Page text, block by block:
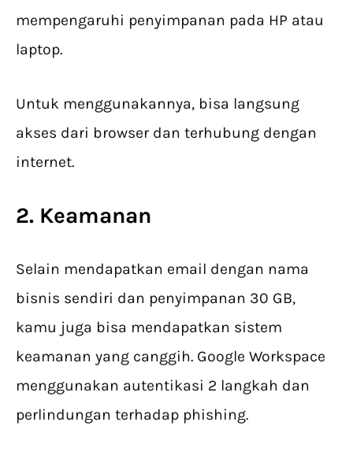
mempengaruhi penyimpanan pada HP atau
laptop.
Untuk menggunakannya, bisa langsung
akses dari browser dan terhubung dengan
internet.
2. Keamanan
Selain mendapatkan email dengan nama
bisnis sendiri dan penyimpanan 30 GB,
kamu juga bisa mendapatkan sistem
keamanan yang canggih. Google Workspace
menggunakan autentikasi 2 langkah dan
perlindungan terhadap phishing.